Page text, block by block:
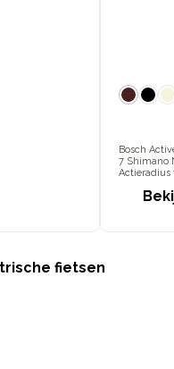
Bosch
7 Shimano
Actieradius
fietsen